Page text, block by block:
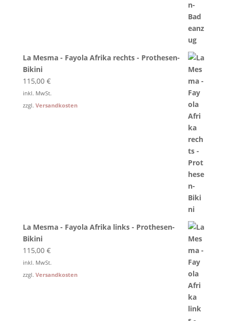
La Mesma - Fayola Afrika rechts - Prothesen-
Bikini
115,00 €
inkl. MwSt.
zzgl. Versandkosten
La Mesma - Fayola Afrika links - Prothesen-
Bikini
115,00 €
inkl. MwSt.
zzgl. Versandkosten